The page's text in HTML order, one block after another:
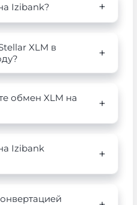
Izibank?
XLM в
обмен XLM на
Izibank